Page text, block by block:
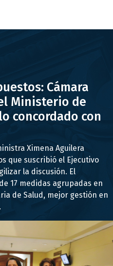
Cámara
Ministerio de
concordado con
Ximena Aguilera
que suscribió el Ejecutivo
la discusión. El
17 medidas agrupadas en
de Salud, mejor gestión en